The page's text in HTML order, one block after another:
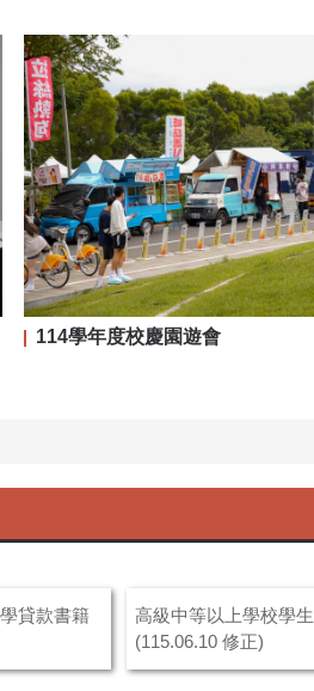
114學年度校慶園遊會
貸款書籍
高級中等以上學校學
(115.06.10 修正)